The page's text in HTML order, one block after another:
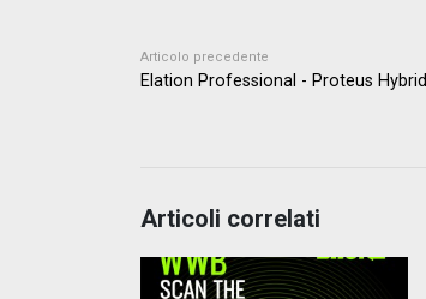
Articolo precedente
Elation Professional - Proteus Hybrid
Articoli correlati